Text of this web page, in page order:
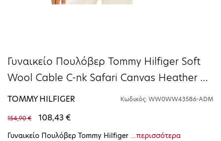
Γυναικείο Πουλόβερ Tommy Hilfiger Soft
Wool Cable C-nk Safari Canvas Heather
WW0WW43586-ADM
TOMMY HILFIGER Κωδικός: WW0WW43586-ADM
154,90 € 108,43 €
Γυναικείο Πουλόβερ Tommy Hilfiger ...περισσότερα